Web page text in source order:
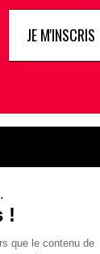
JE M'INSCRIS
INFLUENCIA